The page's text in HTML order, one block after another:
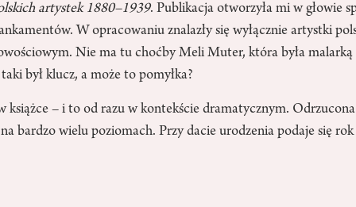
artystek 1880–1939. Publikacja otworzyła mi w głowie
W opracowaniu znalazły się wyłącznie artystki
Nie ma tu choćby Meli Muter, która była malarką
był klucz, a może to pomyłka?
książce – i to od razu w kontekście dramatycznym.
bardzo wielu poziomach. Przy dacie urodzenia podaje się